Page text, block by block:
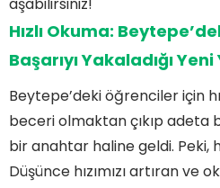
Hızlı Okuma:
Başarıyı Yakaladığı
Beytepe’deki öğrenciler için
beceri olmaktan çıkıp adeta
bir anahtar haline geldi. Peki,
Düşünce hızımızı artıran ve